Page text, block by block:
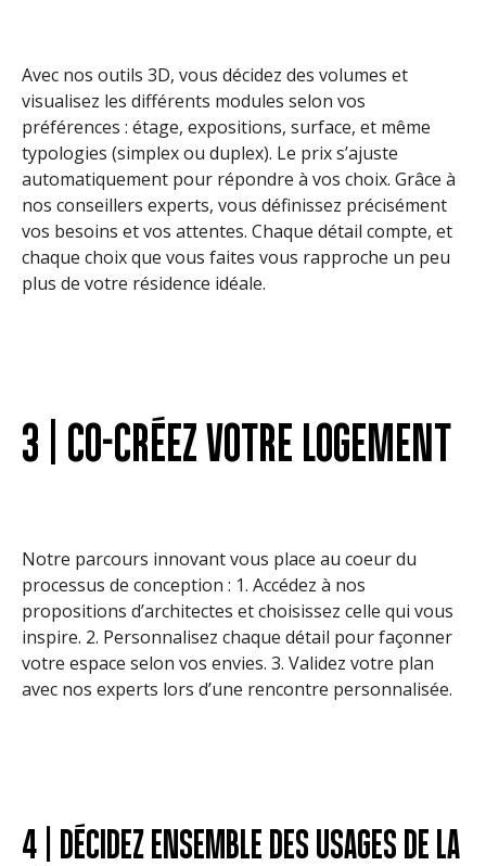
Avec nos outils 3D, vous décidez des volumes et
visualisez les différents modules selon vos
préférences : étage, expositions, surface, et même
typologies (simplex ou duplex). Le prix s’ajuste
automatiquement pour répondre à vos choix. Grâce à
nos conseillers experts, vous définissez précisément
vos besoins et vos attentes. Chaque détail compte, et
chaque choix que vous faites vous rapproche un peu
plus de votre résidence idéale.
3 | CO-CRÉEZ VOTRE LOGEMENT
Notre parcours innovant vous place au coeur du
processus de conception : 1. Accédez à nos
propositions d’architectes et choisissez celle qui vous
inspire. 2. Personnalisez chaque détail pour façonner
votre espace selon vos envies. 3. Validez votre plan
avec nos experts lors d’une rencontre personnalisée.
4 | DÉCIDEZ ENSEMBLE DES USAGES DE LA